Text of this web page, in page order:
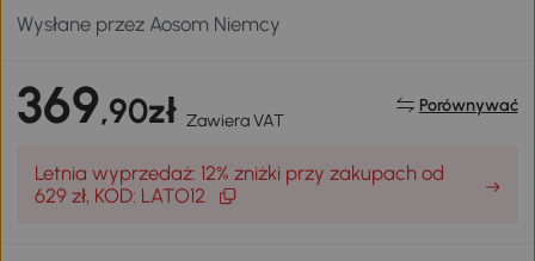
Wysłane przez Aosom Niemcy
369,90zł Zawiera VAT
Porównywać
Letnia wyprzedaż: 12% zniżki przy zakupach od
629 zł, KOD: LATO12